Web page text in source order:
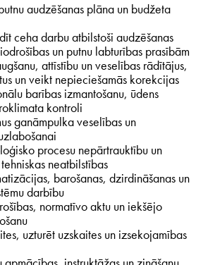
audzēšanas plāna un budžeta
ceha darbu atbilstoši audzēšanas
un putnu labturības prasībām
attīstību un veselības rādītājus,
un veikt nepieciešamās korekcijas
barības izmantošanu, ūdens
kontroli
ganāmpulka veselības un
procesu nepārtrauktību un
neatbilstības
barošanas, dzirdināšanas un
darbību
normatīvo aktu un iekšējo
uzturēt uzskaites un izsekojamības